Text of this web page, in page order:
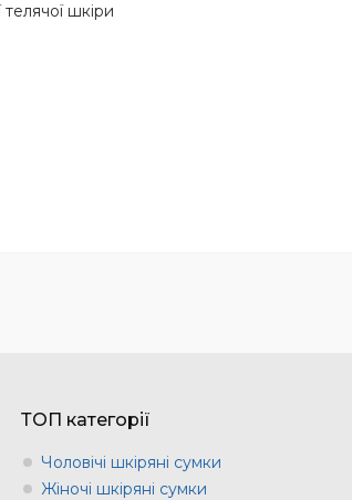
шкіри
ТОП категорії
Чоловічі шкіряні сумки
Жіночі шкіряні сумки